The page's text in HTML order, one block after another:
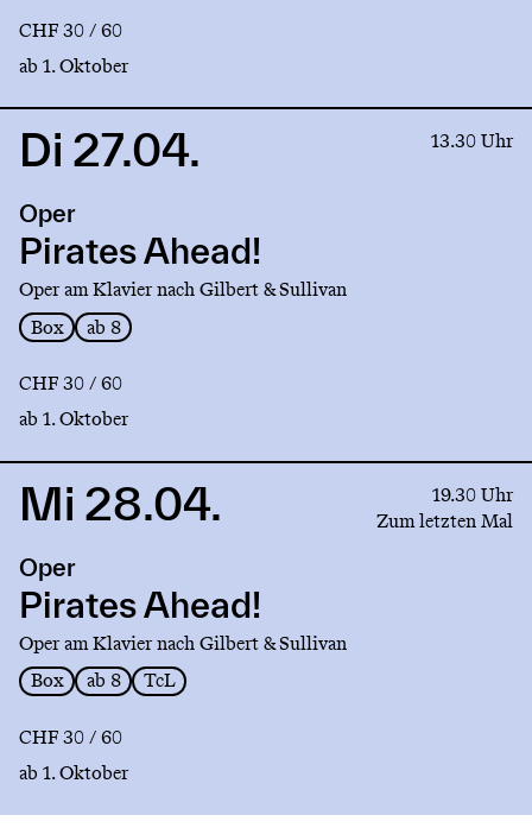
CHF 30 / 60
ab 1. Oktober
Link
Pirates
Ahead!
Di 27.04. 13.30 Uhr
Oper
Pirates Ahead!
Oper am Klavier nach Gilbert & Sullivan
Box
ab 8
CHF 30 / 60
ab 1. Oktober
Link
Pirates
Ahead!
Mi 28.04.
19.30 Uhr
Zum letzten Mal
Oper
Pirates Ahead!
Oper am Klavier nach Gilbert & Sullivan
Box
ab 8 TcL
CHF 30 / 60
ab 1. Oktober